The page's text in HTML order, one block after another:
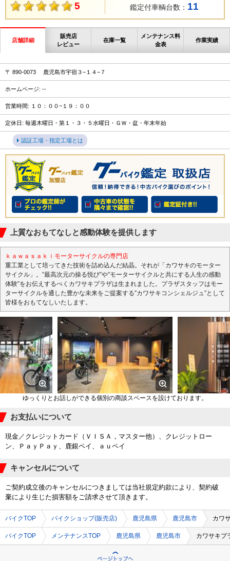
5 鑑定付車輌台数： 11
店舗詳細
販売店
レビュー
在庫一覧
メンテナンス料
金表
作業実績
〒 890-0073 鹿児島市宇宿３−１４−７
ホームページ: --
営業時間: １０：００~１９：００
定休日: 毎週木曜日・第１・３・５水曜日・ＧＷ・盆・年末年始
認証工場・指定工場とは
上質なおもてなしと感動体験を提供します
ｋａｗａｓａｋｉモーターサイクルの専門店
重工業として培ってきた技術を詰め込んだ結晶。それが「カワサキのモーター
サイクル」。”最高次元の操る悦び”や”モーターサイクルと共にする人生の感動
体験”をお伝えするべくカワサキプラザは生まれました。プラザスタッフはモー
ターサイクルを通した豊かな未来をご提案する”カワサキコンシェルジュ”として
皆様をおもてなしいたします。
ゆっくりとお話しができる個別の商談スペースを設けております。
お支払いについて
現金／クレジットカード（ＶＩＳＡ，マスター他）、クレジットロー
ン、ＰａｙＰａｙ、鹿銀ペイ、ａｕペイ
キャンセルについて
ご契約成立後のキャンセルにつきましては当社規定約款により、契約破
棄により生じた損害額をご請求させて頂きます。
バイクTOP バイクショップ(販売店) 鹿児島県 鹿児島市 カワ
バイクTOP メンテナンスTOP 鹿児島県 鹿児島市 カワサキプ